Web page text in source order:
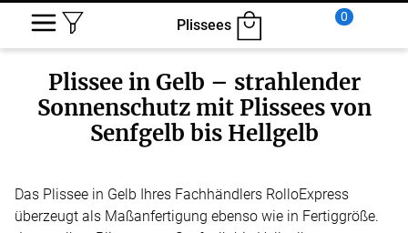
Plissees
0
Plissee in Gelb – strahlender
Sonnenschutz mit Plissees von
Senfgelb bis Hellgelb
Das Plissee in Gelb Ihres Fachhändlers RolloExpress
überzeugt als Maßanfertigung ebenso wie in Fertiggröße.